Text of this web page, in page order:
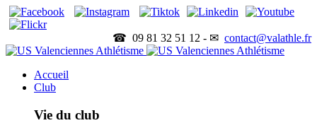
☎ 09 81 32 51 12 - ✉ contact@valathle.fr
Accueil
Club
Vie du club